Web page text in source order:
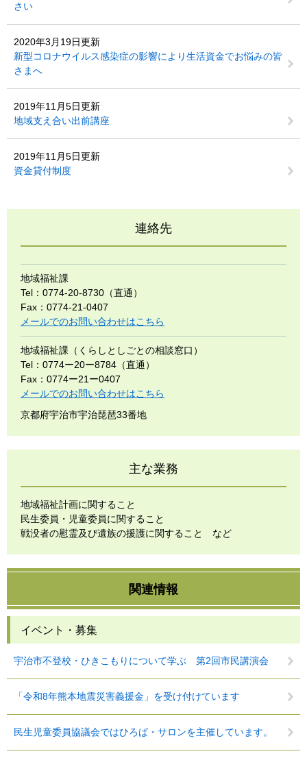
さい
2020年3月19日更新
新型コロナウイルス感染症の影響により生活資金でお悩みの皆
さまへ
2019年11月5日更新
地域支え合い出前講座
2019年11月5日更新
資金貸付制度
連絡先
地域福祉課
Tel：0774-20-8730（直通）
Fax：0774-21-0407
メールでのお問い合わせはこちら
地域福祉課（くらしとしごとの相談窓口）
Tel：0774ー20ー8784（直通）
Fax：0774ー21ー0407
メールでのお問い合わせはこちら
京都府宇治市宇治琵琶33番地
主な業務
地域福祉計画に関すること
民生委員・児童委員に関すること
戦没者の慰霊及び遺族の援護に関すること など
関連情報
イベント・募集
宇治市不登校・ひきこもりについて学ぶ 第2回市民講演会
「令和8年熊本地震災害義援金」を受け付けています
民生児童委員協議会ではひろば・サロンを主催しています。